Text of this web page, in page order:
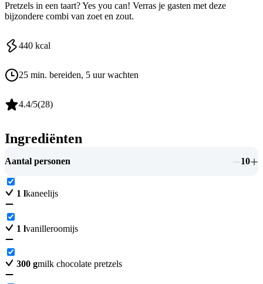
Pretzels in een taart? Yes you can! Verras je gasten met deze
bijzondere combi van zoet en zout.
440 kcal
25 min. bereiden, 5 uur wachten
4.4/5(28)
Ingrediënten
Aantal personen 10
1 lkaneelijs
1 lvanilleroomijs
300 gmilk chocolate pretzels